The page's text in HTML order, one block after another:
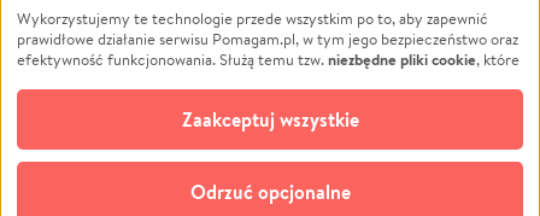
Pomoc Finansowa
Projekty
Pogrzeb
Społeczność lokalna
Kultura
Edukacja
Podróż
Impreza
Ochrona środowiska
Biznes
Wykorzystujemy te technologie przede wszystkim po to, aby zapewnić
prawidłowe działanie serwisu Pomagam.pl, w tym jego bezpieczeństwo oraz
efektywność funkcjonowania. Służą temu tzw.niezbędne pliki cookie, które
opcjonalnych plików cookie
technologii do celów analitycznych i retargetingowych. Możesz wyrazić
zgodę na ich stosowanie lub jej odmówić. W dowolnym momencie masz
możliwość zmiany swoich preferencji na stronie „Zarządzaj zgodami cookie”,
do której link znajdziesz w stopce serwisu Pomagam.pl. Opcjonalne pliki
Odrzuć opcjonalne
Zaakceptuj wszystkie